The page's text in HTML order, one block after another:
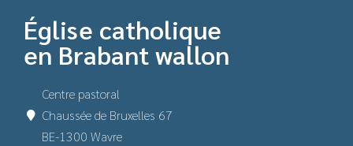
Église catholique
en Brabant wallon
Centre pastoral
Chaussée de Bruxelles 67
BE-1300 Wavre